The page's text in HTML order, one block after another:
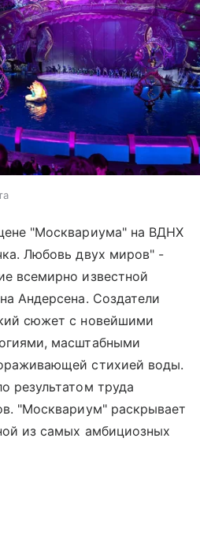
"Москвариума" на ВДНХ
Любовь двух миров" -
всемирно известной
Андерсена. Создатели
сюжет с новейшими
масштабными
стихией воды.
результатом труда
"Москвариум" раскрывает
из самых амбициозных